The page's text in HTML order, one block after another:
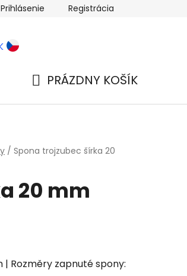
Blog
Prihlásenie Registrácia
PRÁZDNY KOŠÍK
/ Spona trojzubec šírka 20
20 mm
| Rozměry zapnuté spony: